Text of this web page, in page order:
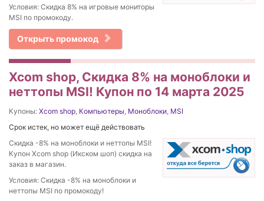
Условия: Скидка 8% на игровые мониторы
MSI по промокоду.
Открыть промокод
Xcom shop, Скидка 8% на моноблоки и
неттопы MSI! Купон по 14 марта 2025
Купоны: Xcom shop Компьютеры Моноблоки MSI
Срок истек, но может ещё действовать
Скидка -8% на моноблоки и неттопы MSI!
Купон Xcom shop (Икском шоп) скидка на
заказ в магазин.
Условия: Скидка -8% на моноблоки и
неттопы MSI по промокоду!